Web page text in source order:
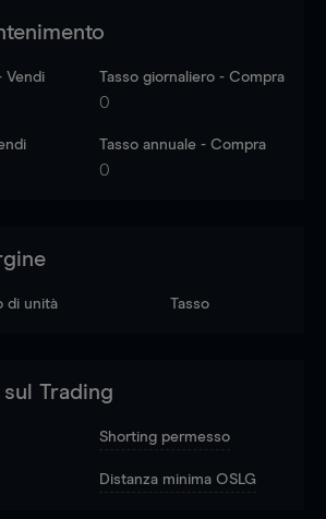
Vendi Tasso giornaliero - Compra
0
Tasso annuale - Compra
0
di unità Tasso
sul Trading
Shorting permesso
Distanza minima OSLG